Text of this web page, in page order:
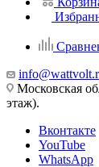
Московская
этаж).
Вконтакте
YouTube
WhatsApp